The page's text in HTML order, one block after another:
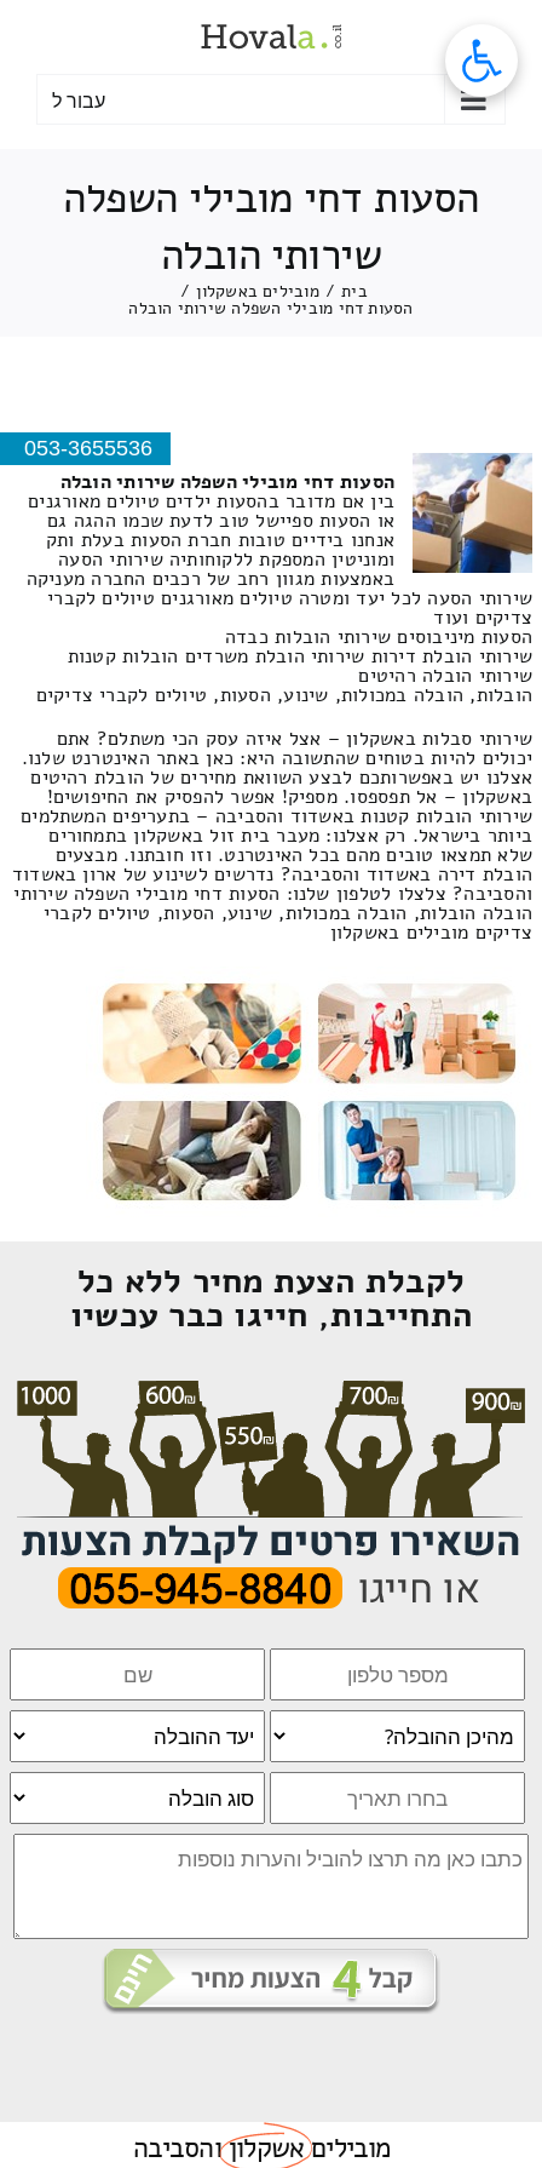
עבור ל
הסעות דחי מובילי השפלה
שירותי הובלה
בית / מובילים באשקלון /
הסעות דחי מובילי השפלה שירותי הובלה
053-3655536
הסעות דחי מובילי השפלה שירותי הובלה
בין אם מדובר בהסעות ילדים טיולים מאורגנים
או הסעות ספיישל טוב לדעת שכמו ההגה גם
אנחנו בידיים טובות חברת הסעות בעלת ותק
ומוניטין המספקת ללקוחותיה שירותי הסעה
באמצעות מגוון רחב של רכבים החברה מעניקה
שירותי הסעה לכל יעד ומטרה טיולים מאורגנים טיולים לקברי
צדיקים ועוד
הסעות מיניבוסים שירותי הובלות כבדה
שירותי הובלת דירות שירותי הובלת משרדים הובלות קטנות
שירותי הובלה רהיטים
הובלות, הובלה במכולות, שינוע, הסעות, טיולים לקברי צדיקים
שירותי סבלות באשקלון – אצל איזה עסק הכי משתלם? אתם
יכולים להיות בטוחים שהתשובה היא: כאן באתר האינטרנט שלנו.
אצלנו יש באפשרותכם לבצע השוואת מחירים של הובלת רהיטים
באשקלון – אל תפספסו. מספיק! אפשר להפסיק את החיפושים!
שירותי הובלות קטנות באשדוד והסביבה – בתעריפים המשתלמים
ביותר בישראל. רק אצלנו: מעבר בית זול באשקלון בתמחורים
שלא תמצאו טובים מהם בכל האינטרנט. וזו חובתנו. מבצעים
הובלת דירה באשדוד והסביבה? נדרשים לשינוע של ארון באשדוד
והסביבה? צלצלו לטלפון שלנו: הסעות דחי מובילי השפלה שירותי
הובלה הובלות, הובלה במכולות, שינוע, הסעות, טיולים לקברי
צדיקים מובילים באשקלון
לקבלת הצעת מחיר ללא כל
התחייבות, חייגו כבר עכשיו
מוביליםאשקלוןוהסביבה